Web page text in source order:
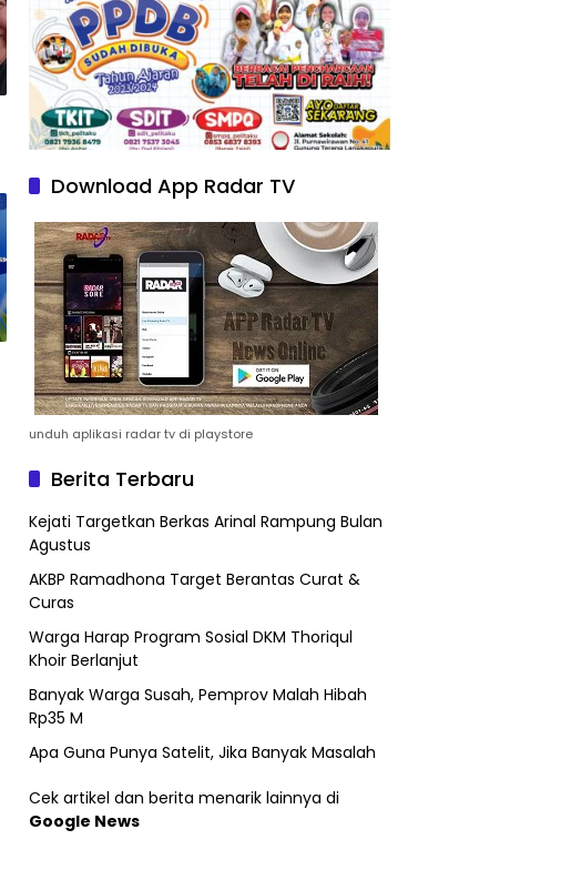
Download App Radar TV
unduh aplikasi radar tv di playstore
Berita Terbaru
Kejati Targetkan Berkas Arinal Rampung Bulan
Agustus
AKBP Ramadhona Target Berantas Curat &
Curas
Warga Harap Program Sosial DKM Thoriqul
Khoir Berlanjut
Banyak Warga Susah, Pemprov Malah Hibah
Rp35 M
Apa Guna Punya Satelit, Jika Banyak Masalah
Cek artikel dan berita menarik lainnya di
Google News